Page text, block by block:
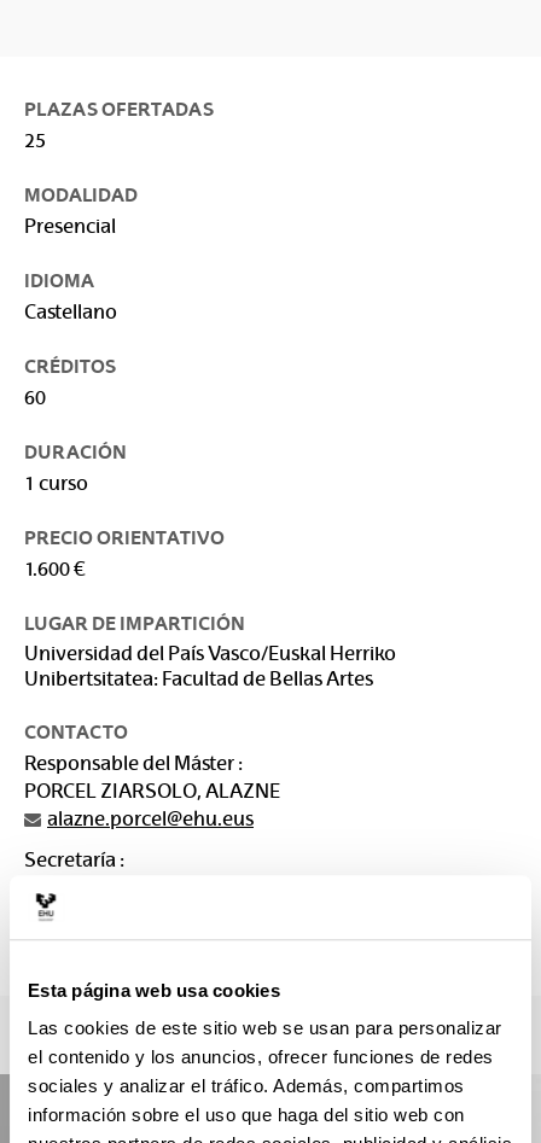
Esta página web usa cookies
Las cookies de este sitio web se usan para personalizar
el contenido y los anuncios, ofrecer funciones de redes
sociales y analizar el tráfico. Además, compartimos
información sobre el uso que haga del sitio web con
PLAZAS OFERTADAS
25
MODALIDAD
Presencial
IDIOMA
Castellano
CRÉDITOS
60
DURACIÓN
1 curso
PRECIO ORIENTATIVO
1.600 €
LUGAR DE IMPARTICIÓN
Universidad del País Vasco/Euskal Herriko
Unibertsitatea: Facultad de Bellas Artes
CONTACTO
Responsable del Máster :
PORCEL ZIARSOLO, ALAZNE
alazne.porcel@ehu.eus
Secretaría :
SECRETARÍA DE MASTERES Bellas Artes
arteederrak.masterra@ehu.es
946 01 2983.